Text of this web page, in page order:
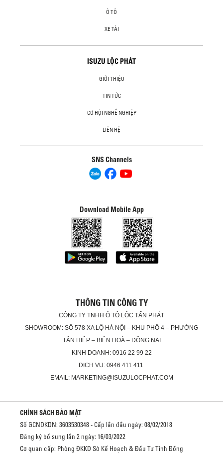
Ô TÔ
XE TẢI
ISUZU LỘC PHÁT
GIỚI THIỆU
TIN TỨC
CƠ HỘI NGHỀ NGHIỆP
LIÊN HỆ
SNS Channels
Download Mobile App
THÔNG TIN CÔNG TY
CÔNG TY TNHH Ô TÔ LỘC TẤN PHÁT
SHOWROOM: SỐ 578 XA LỘ HÀ NỘI – KHU PHỐ 4 – PHƯỜNG
TÂN HIỆP – BIÊN HOÀ – ĐỒNG NAI
KINH DOANH: 0916 22 99 22
DỊCH VỤ: 0946 411 411
EMAIL: MARKETING@ISUZULOCPHAT.COM
CHÍNH SÁCH BẢO MẬT
Số GCNDKDN: 3603530348 - Cấp lần đầu ngày: 08/02/2018
Đăng ký bổ sung lần 2 ngày: 16/03/2022
Cơ quan cấp: Phòng ĐKKD Sở Kế Hoạch & Đầu Tư Tỉnh Đồng